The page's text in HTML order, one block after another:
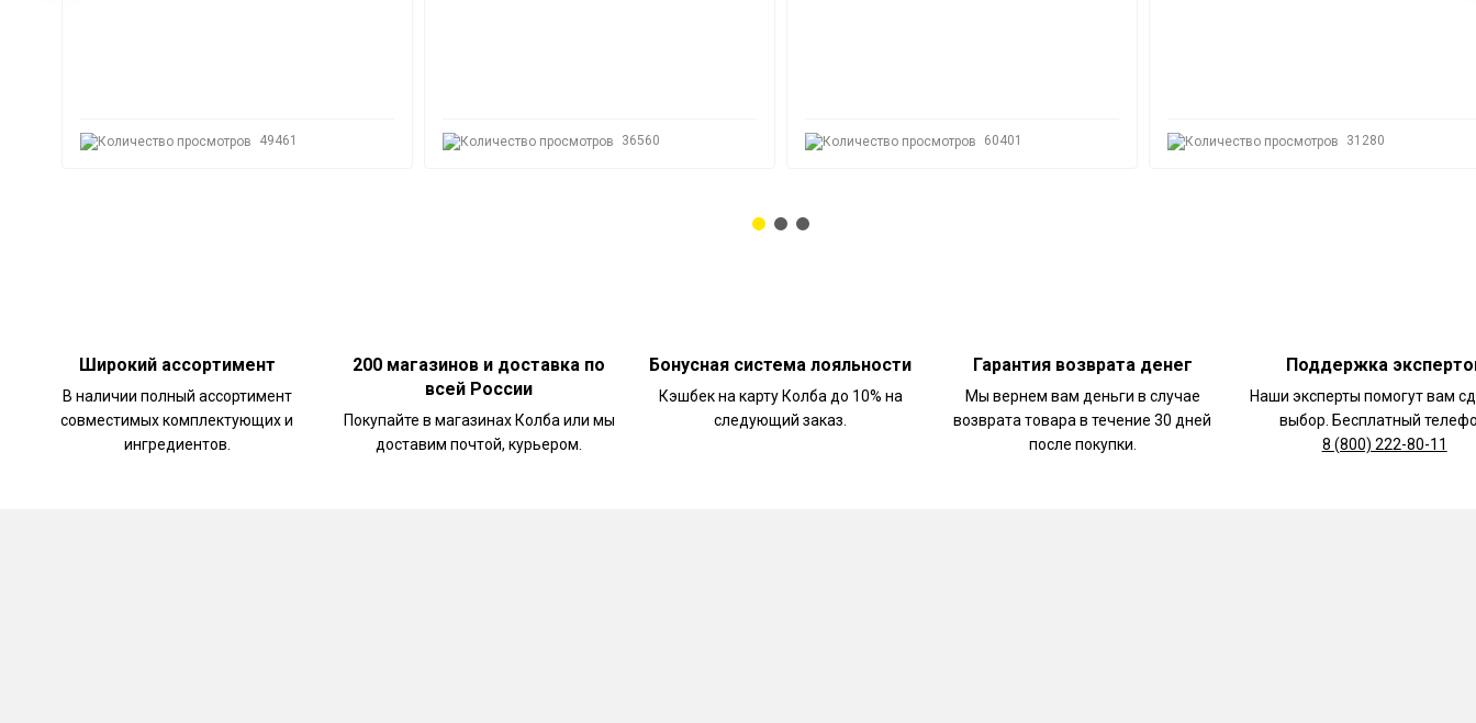
49461 36560 60401 31280
Широкий ассортимент
В наличии полный ассортимент
совместимых комплектующих и
ингредиентов.
200 магазинов и доставка по
всей России
Покупайте в магазинах Колба или мы
доставим почтой, курьером.
Бонусная система лояльности
Кэшбек на карту Колба до 10% на
следующий заказ.
Гарантия возврата денег
Мы вернем вам деньги в случае
возврата товара в течение 30 дней
после покупки.
Поддержка
Наши эксперты помогут вам
выбор. Бесплатный
8 (800) 222-80-11